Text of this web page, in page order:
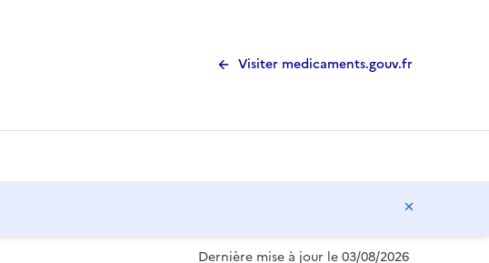
Visiter medicaments.gouv.fr
Dernière mise à jour le 03/08/2026